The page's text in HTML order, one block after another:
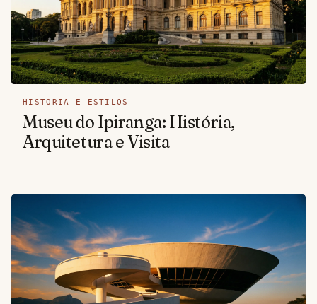
HISTÓRIA E ESTILOS
Museu do Ipiranga: História,
Arquitetura e Visita